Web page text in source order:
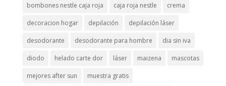
bombones nestle caja roja caja roja nestle crema
decoracion hogar depilación depilación láser
desodorante desodorante para hombre dia sin iva
diodo helado carte dor láser maizena mascotas
mejores after sun muestra gratis